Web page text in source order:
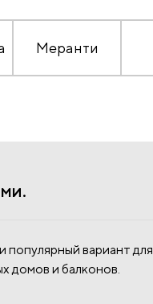
Меранти
популярный вариант для
домов и балконов.